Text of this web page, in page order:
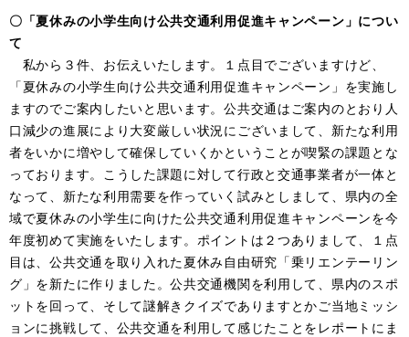
〇「夏休みの小学生向け公共交通利用促進キャンペーン」につい
て
私から３件、お伝えいたします。１点目でございますけど、
「夏休みの小学生向け公共交通利用促進キャンペーン」を実施し
ますのでご案内したいと思います。公共交通はご案内のとおり人
口減少の進展により大変厳しい状況にございまして、新たな利用
者をいかに増やして確保していくかということが喫緊の課題とな
っております。こうした課題に対して行政と交通事業者が一体と
なって、新たな利用需要を作っていく試みとしまして、県内の全
域で夏休みの小学生に向けた公共交通利用促進キャンペーンを今
年度初めて実施をいたします。ポイントは２つありまして、１点
目は、公共交通を取り入れた夏休み自由研究「乗リエンテーリン
グ」を新たに作りました。公共交通機関を利用して、県内のスポ
ットを回って、そして謎解きクイズでありますとかご当地ミッシ
ョンに挑戦して、公共交通を利用して感じたことをレポートにま